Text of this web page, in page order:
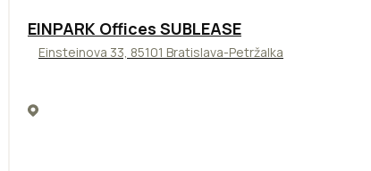
TOP ODPORÚČAME
EINPARK Offices SUBLEASE
Einsteinova 33, 85101 Bratislava-Petržalka